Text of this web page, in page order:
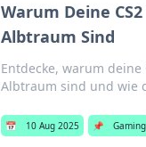
Warum Deine
Albtraum Sind
Entdecke, warum
Albtraum sind und wie
📅 10 Aug 2025 📌 Gaming